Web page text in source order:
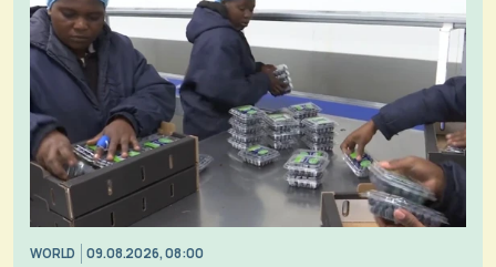
WORLD 09.08.2026, 08:00